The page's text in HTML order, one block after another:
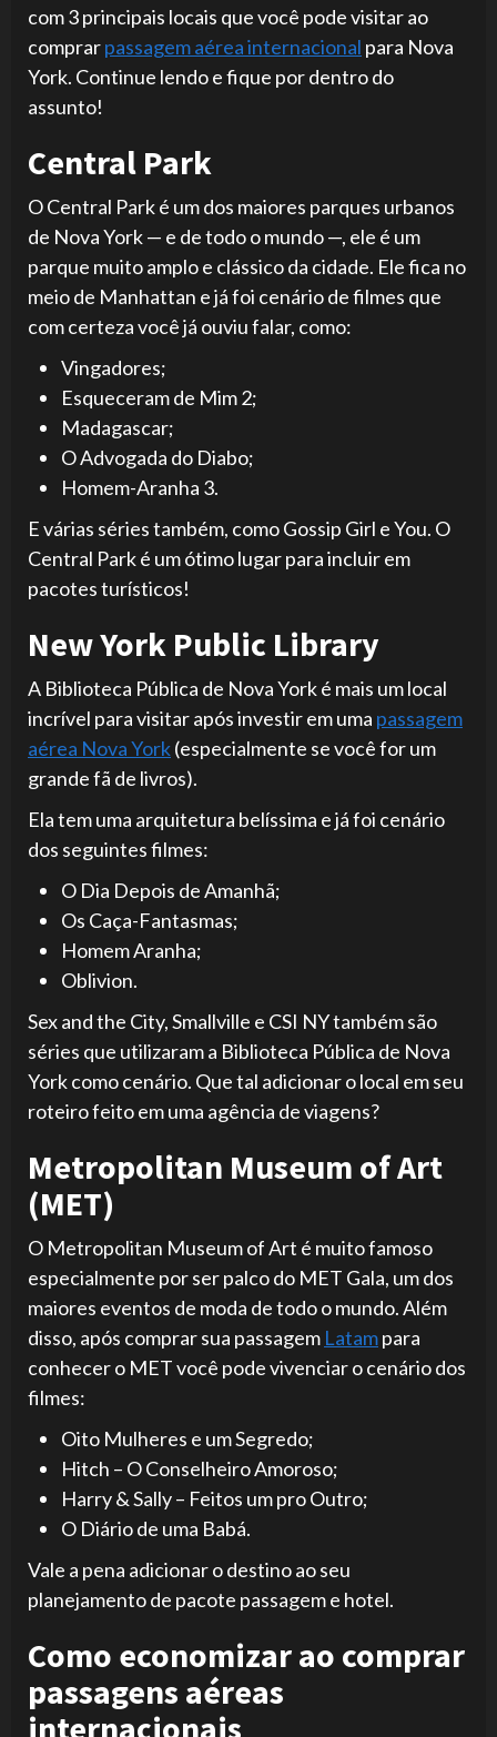
com 3 principais locais que você pode visitar ao
comprarpassagem aérea internacional para Nova
York. Continue lendo e fique por dentro do
assunto!
Central Park
O Central Park é um dos maiores parques urbanos
de Nova York — e de todo o mundo —, ele é um
parque muito amplo e clássico da cidade. Ele fica no
meio de Manhattan e já foi cenário de filmes que
com certeza você já ouviu falar, como:
Vingadores;
Esqueceram de Mim 2;
Madagascar;
O Advogada do Diabo;
Homem-Aranha 3.
E várias séries também, como Gossip Girl e You. O
Central Park é um ótimo lugar para incluir em
pacotes turísticos!
New York Public Library
A Biblioteca Pública de Nova York é mais um local
incrível para visitar após investir em uma passagem
aérea Nova York(especialmente se você for um
grande fã de livros).
Ela tem uma arquitetura belíssima e já foi cenário
dos seguintes filmes:
O Dia Depois de Amanhã;
Os Caça-Fantasmas;
Homem Aranha;
Oblivion.
Sex and the City, Smallville e CSI NY também são
séries que utilizaram a Biblioteca Pública de Nova
York como cenário. Que tal adicionar o local em seu
roteiro feito em uma agência de viagens?
Metropolitan Museum of Art
(MET)
O Metropolitan Museum of Art é muito famoso
especialmente por ser palco do MET Gala, um dos
maiores eventos de moda de todo o mundo. Além
disso, após comprar sua passagem Latampara
conhecer o MET você pode vivenciar o cenário dos
filmes:
Oito Mulheres e um Segredo;
Hitch – O Conselheiro Amoroso;
Harry & Sally – Feitos um pro Outro;
O Diário de uma Babá.
Vale a pena adicionar o destino ao seu
planejamento de pacote passagem e hotel.
Como economizar ao comprar
passagens aéreas
internacionais